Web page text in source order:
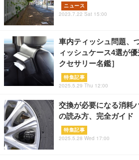
ニュース
2023.7.22 Sat 15:00
車内ティッシュ問題、
ィッシュケース4選が
クセサリー名鑑］
特集記事
2025.5.29 Thu 12:00
交換が必要になる消耗
の読み方、完全ガイド
特集記事
2025.5.28 Wed 17:00